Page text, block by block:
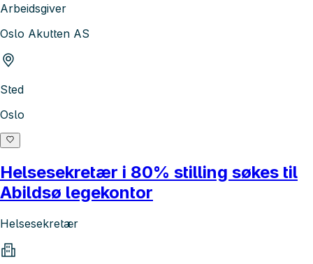
Arbeidsgiver
Oslo Akutten AS
Sted
Oslo
Helsesekretær i 80% stilling søkes til
Abildsø legekontor
Helsesekretær